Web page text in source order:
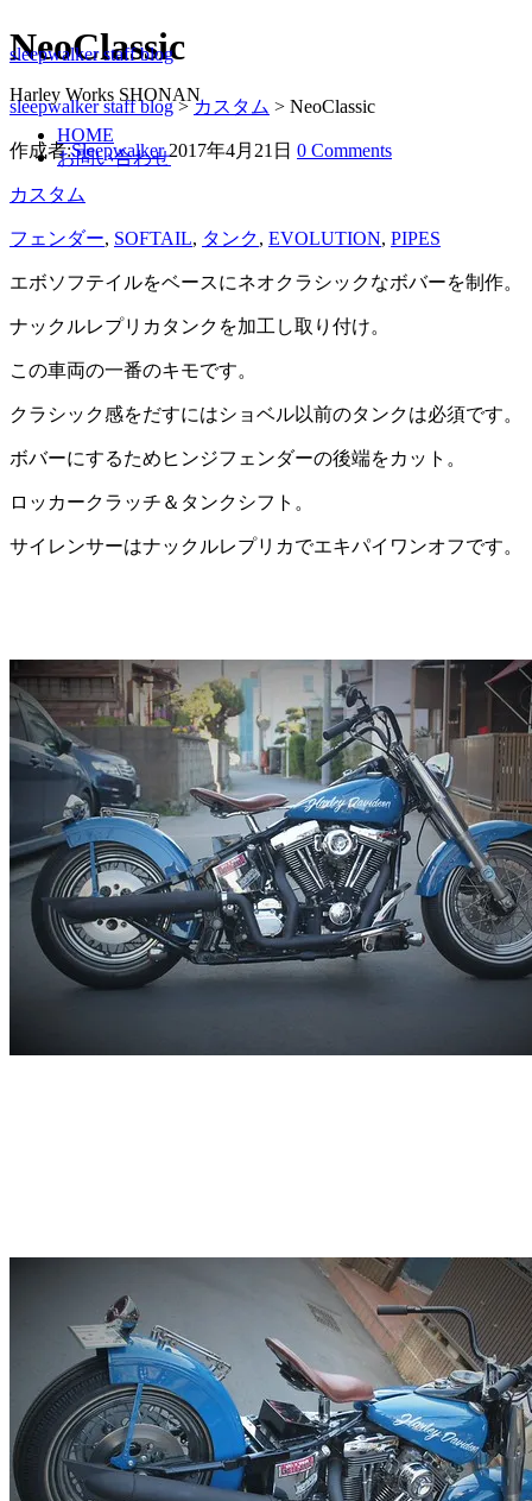
sleepwalker staff blog
Harley Works SHONAN
HOME
お問い合わせ
NeoClassic
sleepwalker staff blog> カスタム > NeoClassic
作成者:Sleepwalker 2017年4月21日 0 Comments
カスタム
フェンダー, SOFTAIL, タンク, EVOLUTION, PIPES
エボソフテイルをベースにネオクラシックなボバーを制作。
ナックルレプリカタンクを加工し取り付け。
この車両の一番のキモです。
クラシック感をだすにはショベル以前のタンクは必須です。
ボバーにするためヒンジフェンダーの後端をカット。
ロッカークラッチ＆タンクシフト。
サイレンサーはナックルレプリカでエキパイワンオフです。